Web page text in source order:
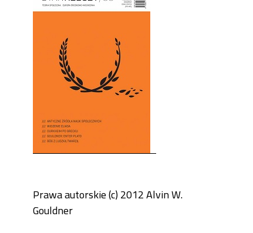
Prawa autorskie (c) 2012 Alvin W.
Gouldner